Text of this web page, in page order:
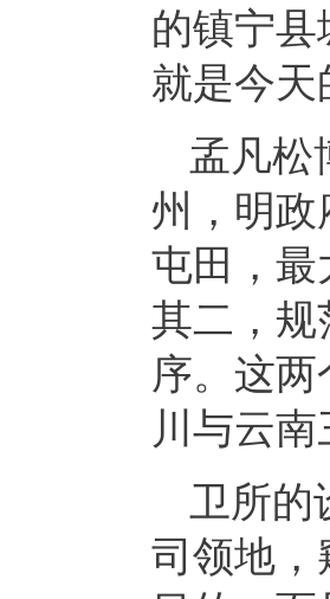
的镇宁
就是今天
孟凡松
州，明政
屯田，最
其二，规
序。这
川与云
卫所的
司领地，